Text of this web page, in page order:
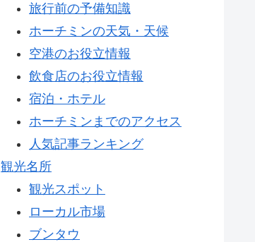
旅行前の予備知識
ホーチミンの天気・天候
空港のお役立情報
飲食店のお役立情報
宿泊・ホテル
ホーチミンまでのアクセス
人気記事ランキング
観光名所
観光スポット
ローカル市場
ブンタウ